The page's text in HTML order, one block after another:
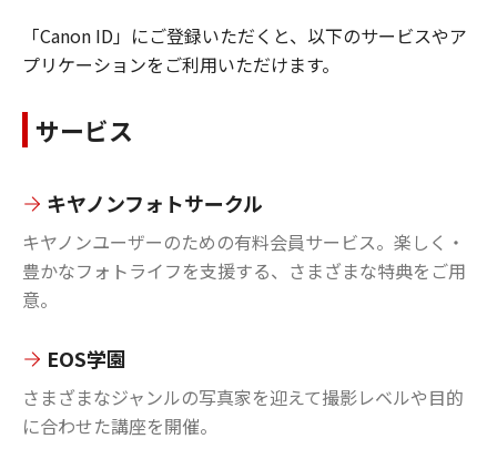
「Canon ID」にご登録いただくと、以下のサービスやア
プリケーションをご利用いただけます。
サービス
キヤノンフォトサークル
キヤノンユーザーのための有料会員サービス。楽しく・
豊かなフォトライフを支援する、さまざまな特典をご用
意。
EOS学園
さまざまなジャンルの写真家を迎えて撮影レベルや目的
に合わせた講座を開催。